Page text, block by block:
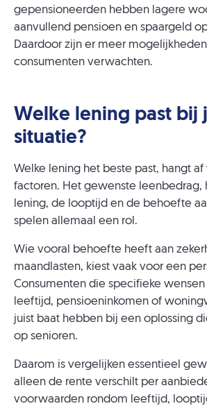
gepensioneerden hebben lagere
aanvullend pensioen en spaargeld
Daardoor zijn er meer
consumenten verwachten.
Welke lening past bij
situatie?
Welke lening het beste past, hangt
factoren. Het gewenste leenbedrag,
lening, de looptijd en de behoefte
spelen allemaal een rol.
Wie vooral behoefte heeft aan
maandlasten, kiest vaak voor een
Consumenten die specifieke
leeftijd, pensioeninkomen of
juist baat hebben bij een oplossing
op senioren.
Daarom is vergelijken essentieel
alleen de rente verschilt per
voorwaarden rondom leeftijd,